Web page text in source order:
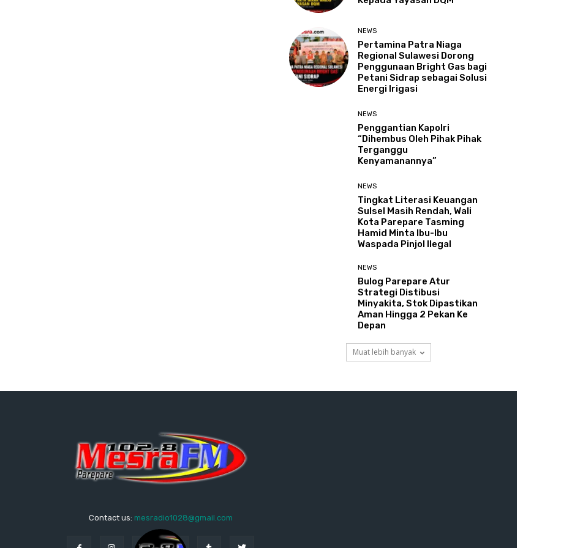
NEWS
Pertamina Patra Niaga
Regional Sulawesi Dorong
Penggunaan Bright Gas bagi
Petani Sidrap sebagai Solusi
Energi Irigasi
NEWS
Penggantian Kapolri
“Dihembus Oleh Pihak Pihak
Terganggu
Kenyamanannya”
NEWS
Tingkat Literasi Keuangan
Sulsel Masih Rendah, Wali
Kota Parepare Tasming
Hamid Minta Ibu-Ibu
Waspada Pinjol Ilegal
NEWS
Bulog Parepare Atur
Strategi Distibusi
Minyakita, Stok Dipastikan
Aman Hingga 2 Pekan Ke
Depan
Muat lebih banyak
Contact us: mesradio1028@gmail.com